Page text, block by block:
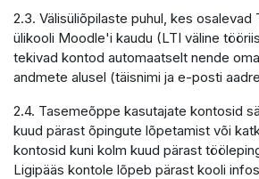
2.3. Välisüliõpilaste puhul, kes osalevad
ülikooli Moodle'i kaudu (LTI väline
tekivad kontod automaatselt nende
andmete alusel (täisnimi ja e-posti
2.4. Tasemeõppe kasutajate kontosid
kuud pärast õpingute lõpetamist või
kontosid kuni kolm kuud pärast
Ligipääs kontole lõpeb pärast kooli